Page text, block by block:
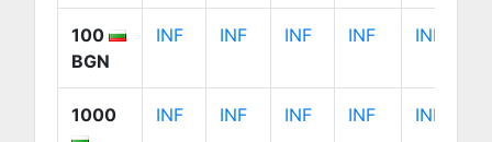
100
BGN
INF INF INF INF INF
1000 INF INF INF INF INF